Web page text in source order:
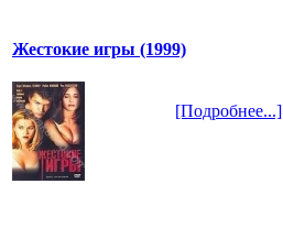
Жестокие игры (1999)
[Подробнее...]